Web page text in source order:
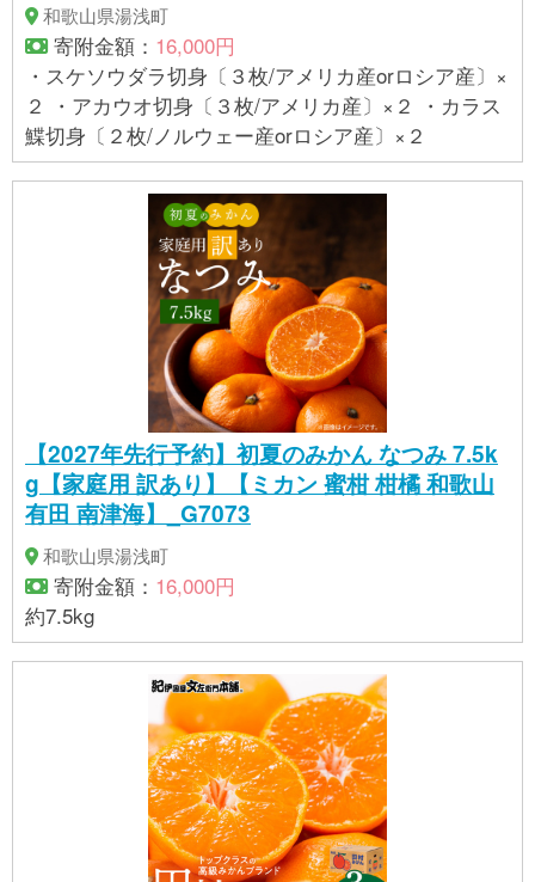
和歌山県湯浅町
寄附金額： 16,000円
・スケソウダラ切身〔３枚/アメリカ産orロシア産〕×
２ ・アカウオ切身〔３枚/アメリカ産〕×２ ・カラス
鰈切身〔２枚/ノルウェー産orロシア産〕×２
【2027年先行予約】初夏のみかん なつみ 7.5k
g【家庭用 訳あり】【ミカン 蜜柑 柑橘 和歌山
有田 南津海】_G7073
和歌山県湯浅町
寄附金額： 16,000円
約7.5kg